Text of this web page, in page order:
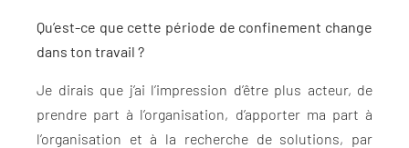
Qu’est-ce que cette période de confinement change
dans ton travail ?
Je dirais que j’ai l’impression d’être plus acteur, de
prendre part à l’organisation, d’apporter ma part à
l’organisation et à la recherche de solutions, par